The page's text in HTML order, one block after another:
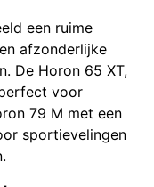
een ruime
afzonderlijke
De Horon 65 XT,
voor
79 M met een
sportievelingen